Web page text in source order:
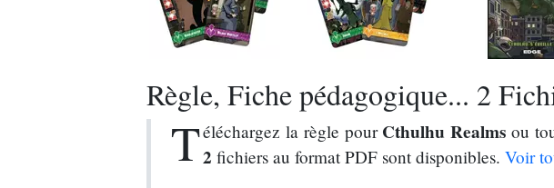
Règle, Fiche pédagogique... 2
Téléchargez la règle pour Cthulhu Realms ou
2 fichiers au format PDF sont disponibles.Voir